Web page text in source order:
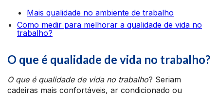
Mais qualidade no ambiente de trabalho
Como medir para melhorar a qualidade de vida no
trabalho?
O que é qualidade de vida no trabalho?
O que é qualidade de vida no trabalho? Seriam
cadeiras mais confortáveis, ar condicionado ou